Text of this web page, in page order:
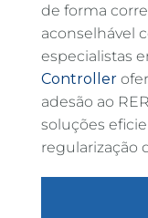
de forma
aconselhável
especialistas
Controller
adesão ao
soluções
regularização